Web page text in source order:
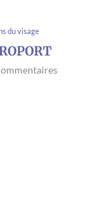
du visage